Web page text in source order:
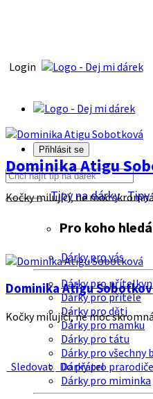
Login
Přihlásit se
Tipy na dárkyTipy
Pro koho
Dárky pro vás
Dárky pro
Dárky pro přítele
Dárky pro děti
Dárky pro mamku
Dárky pro tátu
Dárky pro všechny
Dárky pro prarodiče
Dárky pro miminka
Dominika Atigu
Kočky milující, ne moc
Dominika Atigu
Kočky milující, ne moc
Sledovat Do přátel